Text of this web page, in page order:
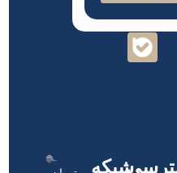
شبکه